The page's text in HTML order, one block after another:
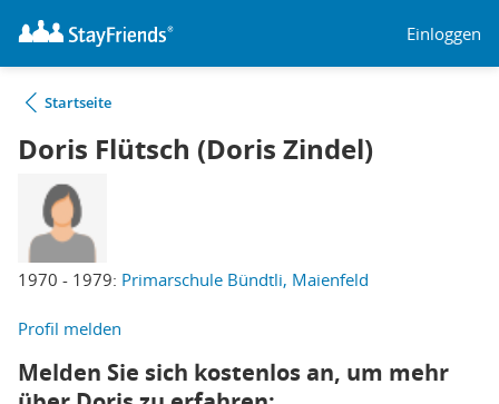
Einloggen
Startseite
Doris Flütsch (Doris Zindel)
1970 - 1979: Primarschule Bündtli, Maienfeld
Profil melden
Melden Sie sich kostenlos an, um mehr